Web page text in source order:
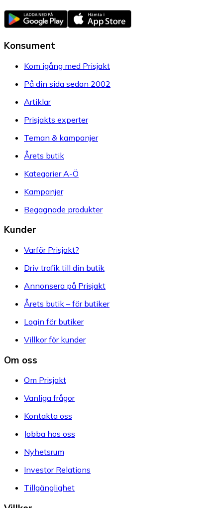
Konsument
Kom igång med Prisjakt
På din sida sedan 2002
Artiklar
Prisjakts experter
Teman & kampanjer
Årets butik
Kategorier A-Ö
Kampanjer
Begagnade produkter
Kunder
Varför Prisjakt?
Driv trafik till din butik
Annonsera på Prisjakt
Årets butik – för butiker
Login för butiker
Villkor för kunder
Om oss
Om Prisjakt
Vanliga frågor
Kontakta oss
Jobba hos oss
Nyhetsrum
Investor Relations
Tillgänglighet